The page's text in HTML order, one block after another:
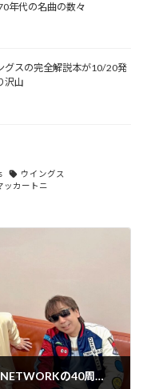
年代の名曲の数々
グスの完全解説本が10/20発
沢山
ウイングス
ッカートニ
GW最終日 5/6(月・祝)11：30〜 TM NETWORKの40周年記念特別番組がTOKYO FMで放送!!ファン必聴ロングインタビューあり